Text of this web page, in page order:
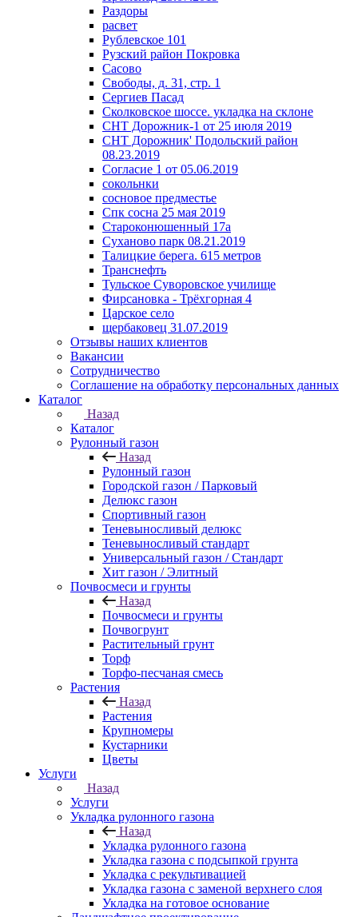
Раздоры
расвет
Рублевское 101
Рузский район Покровка
Сасово
Свободы, д. 31, стр. 1
Сергиев Пасад
Сколковское шоссе. укладка на склоне
СНТ Дорожник-1 от 25 июля 2019
СНТ Дорожник' Подольский район
08.23.2019
Согласие 1 от 05.06.2019
сокольнки
сосновое предместье
Спк сосна 25 мая 2019
Староконюшенный 17а
Суханово парк 08.21.2019
Талицкие берега. 615 метров
Транснефть
Тульское Суворовское училище
Фирсановка - Трёхгорная 4
Царское село
щербаковец 31.07.2019
Отзывы наших клиентов
Вакансии
Сотрудничество
Соглашение на обработку персональных данных
Каталог
Назад
Каталог
Рулонный газон
Назад
Рулонный газон
Городской газон / Парковый
Делюкс газон
Спортивный газон
Теневыносливый делюкс
Теневыносливый стандарт
Универсальный газон / Стандарт
Хит газон / Элитный
Почвосмеси и грунты
Назад
Почвосмеси и грунты
Почвогрунт
Растительный грунт
Торф
Торфо-песчаная смесь
Растения
Назад
Растения
Крупномеры
Кустарники
Цветы
Услуги
Назад
Услуги
Укладка рулонного газона
Назад
Укладка рулонного газона
Укладка газона с подсыпкой грунта
Укладка с рекультивацией
Укладка газона с заменой верхнего слоя
Укладка на готовое основание